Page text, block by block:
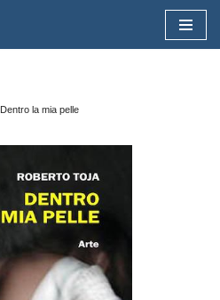
Dentro la mia pelle